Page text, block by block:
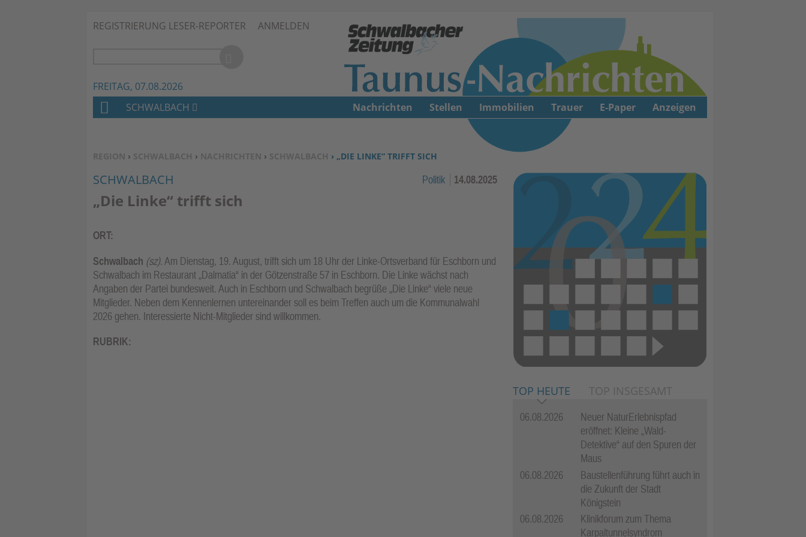
Zum Inhalt springen ↓
REGISTRIERUNG LESER-REPORTER ANMELDEN
FREITAG, 07.08.2026
SIE BEFINDEN SICH HIER:
REGION › SCHWALBACH › NACHRICHTEN › SCHWALBACH › „DIE LINKE“ TRIFFT SICH
SCHWALBACH Politik 14.08.2025
„Die Linke“ trifft sich
ORT:
Schwalbach (sz). Am Dienstag, 19. August, trifft sich um 18 Uhr der Linke-Ortsverband für Eschborn und
Schwalbach im Restaurant „Dalmatia“ in der Götzenstraße 57 in Eschborn. Die Linke wächst nach
Angaben der Partei bundesweit. Auch in Eschborn und Schwalbach begrüße „Die Linke“ viele neue
Mitglieder. Neben dem Kennenlernen untereinander soll es beim Treffen auch um die Kommunalwahl
2026 gehen. Interessierte Nicht-Mitglieder sind willkommen.
RUBRIK:
TOP HEUTE TOP INSGESAMT
06.08.2026
Neuer NaturErlebnispfad
eröffnet: Kleine „Wald-
Detektive“ auf den Spuren der
Maus
06.08.2026
Baustellenführung führt auch in
die Zukunft der Stadt
Königstein
06.08.2026
Klinikforum zum Thema
Karpaltunnelsyndrom
H
M
E
SCHWALBACH Nachrichten Stellen Immobilien Trauer E-Paper Anzeigen